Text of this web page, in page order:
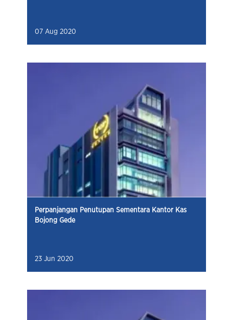
07 Aug 2020
Perpanjangan Penutupan Sementara Kantor Kas
Bojong Gede
23 Jun 2020